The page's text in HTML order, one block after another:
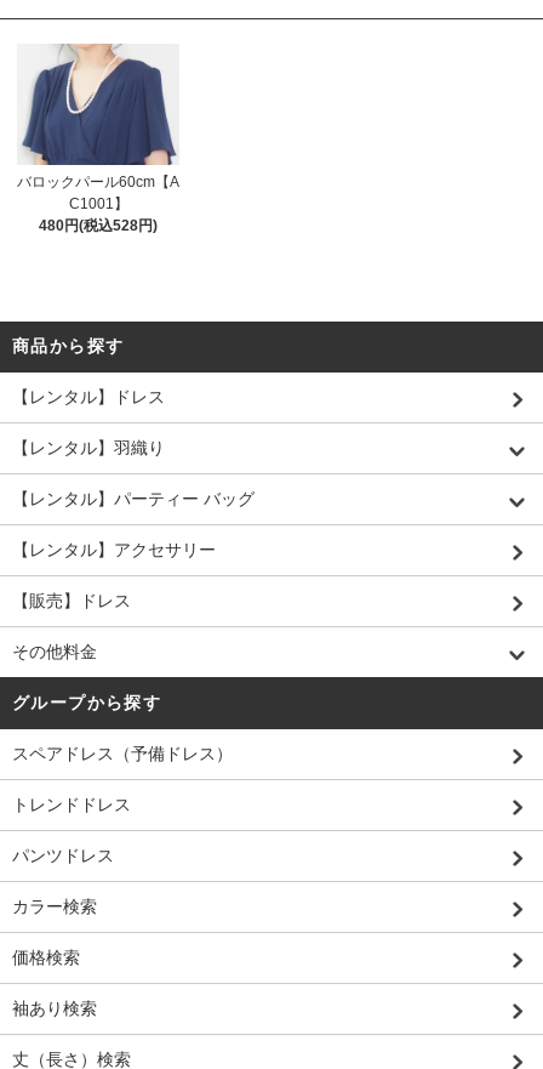
バロックパール60cm【A
C1001】
480円(税込528円)
商品から探す
【レンタル】ドレス
【レンタル】羽織り
【レンタル】パーティー バッグ
【レンタル】アクセサリー
【販売】ドレス
その他料金
グループから探す
スペアドレス（予備ドレス）
トレンドドレス
パンツドレス
カラー検索
価格検索
袖あり検索
丈（長さ）検索